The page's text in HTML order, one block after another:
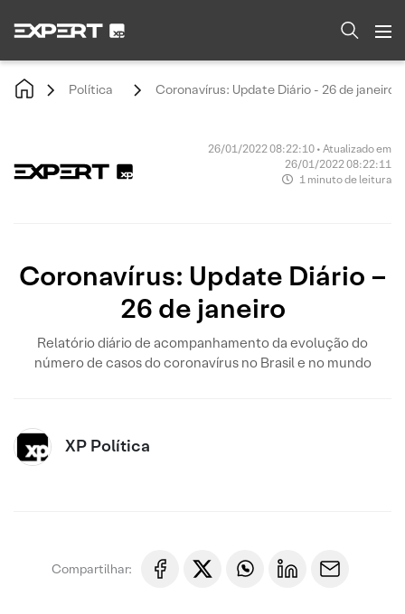
Política Coronavírus: Update Diário - 26 de janeiro
26/01/2022 08:22:10 • Atualizado em
26/01/2022 08:22:11
1 minuto de leitura
Coronavírus: Update Diário –
26 de janeiro
Relatório diário de acompanhamento da evolução do
número de casos do coronavírus no Brasil e no mundo
XP Política
Compartilhar: